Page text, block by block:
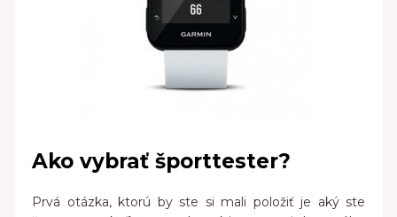
Ako vybrať športtester?
Prvá otázka, ktorú by ste si mali položiť je aký ste